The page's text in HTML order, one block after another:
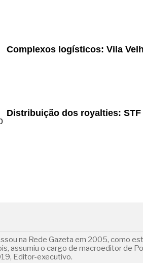
Complexos logísticos: Vila
Distribuição dos royalties:
na Rede Gazeta em 2005, como
assumiu o cargo de macroeditor de
Editor-executivo.